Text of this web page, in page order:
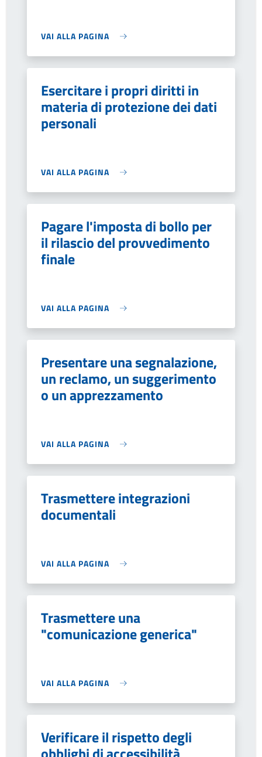
VAI ALLA PAGINA
Esercitare i propri diritti in
materia di protezione dei dati
personali
VAI ALLA PAGINA
Pagare l'imposta di bollo per
il rilascio del provvedimento
finale
VAI ALLA PAGINA
Presentare una segnalazione,
un reclamo, un suggerimento
o un apprezzamento
VAI ALLA PAGINA
Trasmettere integrazioni
documentali
VAI ALLA PAGINA
Trasmettere una
"comunicazione generica"
VAI ALLA PAGINA
Verificare il rispetto degli